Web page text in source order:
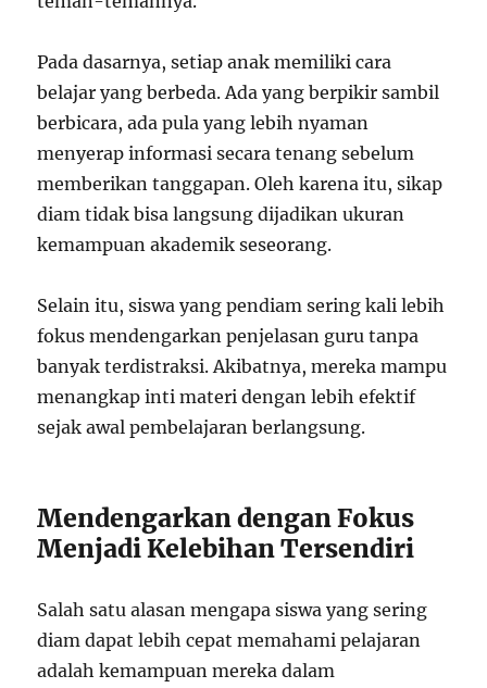
Pada dasarnya, setiap anak memiliki cara
belajar yang berbeda. Ada yang berpikir sambil
berbicara, ada pula yang lebih nyaman
menyerap informasi secara tenang sebelum
memberikan tanggapan. Oleh karena itu, sikap
diam tidak bisa langsung dijadikan ukuran
kemampuan akademik seseorang.
Selain itu, siswa yang pendiam sering kali lebih
fokus mendengarkan penjelasan guru tanpa
banyak terdistraksi. Akibatnya, mereka mampu
menangkap inti materi dengan lebih efektif
sejak awal pembelajaran berlangsung.
Mendengarkan dengan Fokus
Menjadi Kelebihan Tersendiri
Salah satu alasan mengapa siswa yang sering
diam dapat lebih cepat memahami pelajaran
adalah kemampuan mereka dalam